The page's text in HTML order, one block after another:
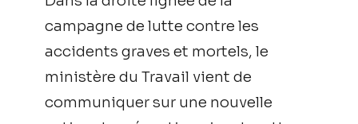
campagne de lutte contre les
accidents graves et mortels, le
ministère du Travail vient de
communiquer sur une nouvelle